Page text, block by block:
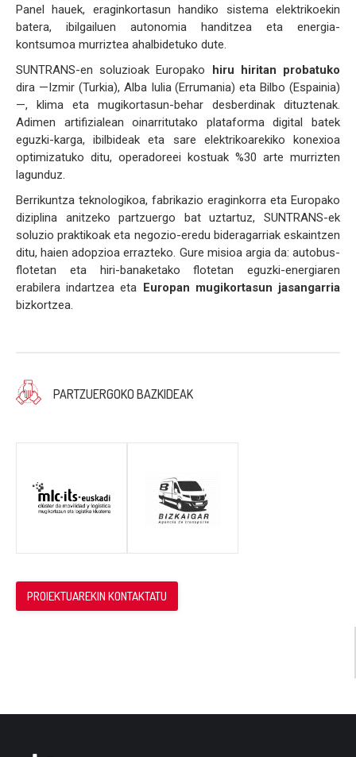
Panel hauek, eraginkortasun handiko sistema elektrikoekin
batera, ibilgailuen autonomia handitzea eta energia-
kontsumoa murriztea ahalbidetuko dute.
SUNTRANS-en soluzioak Europako hiru hiritan probatuko
dira —Izmir (Turkia), Alba Iulia (Errumania) eta Bilbo (Espainia)
—, klima eta mugikortasun-behar desberdinak dituztenak.
Adimen artifizialean oinarritutako plataforma digital batek
eguzki-karga, ibilbideak eta sare elektrikoarekiko konexioa
optimizatuko ditu, operadoreei kostuak %30 arte murrizten
lagunduz.
Berrikuntza teknologikoa, fabrikazio eraginkorra eta Europako
diziplina anitzeko partzuergo bat uztartuz, SUNTRANS-ek
soluzio praktikoak eta negozio-eredu bideragarriak eskaintzen
ditu, haien adopzioa errazteko. Gure misioa argia da: autobus-
flotetan eta hiri-banaketako flotetan eguzki-energiaren
erabilera indartzea eta Europan mugikortasun jasangarria
bizkortzea.
PARTZUERGOKO BAZKIDEAK
PROIEKTUAREKIN KONTAKTATU